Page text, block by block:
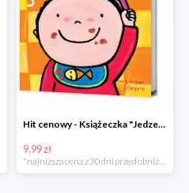
Hit cenowy - Książeczka "Jedzenie"
9.99 zł